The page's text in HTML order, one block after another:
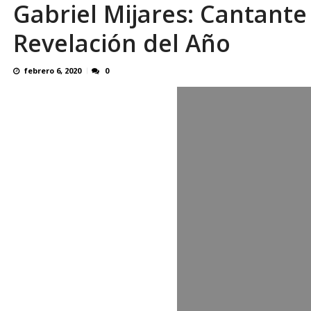
OVP denunció 15 años de violación
Gabriel Mijares:
Revelación del Año
febrero 6, 2020 0